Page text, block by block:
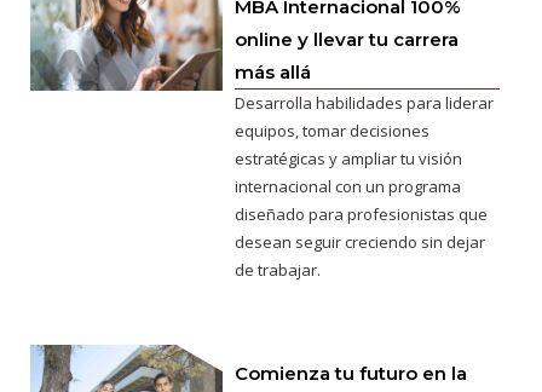
MBA Internacional 100%
online y llevar tu carrera
más allá
Desarrolla habilidades para liderar
equipos, tomar decisiones
estratégicas y ampliar tu visión
internacional con un programa
diseñado para profesionistas que
desean seguir creciendo sin dejar
de trabajar.
Comienza tu futuro en la